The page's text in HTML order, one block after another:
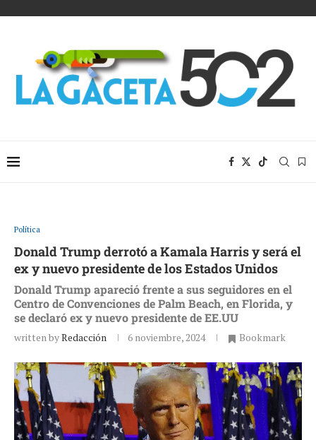
Política
Donald Trump derrotó a Kamala Harris y será el
ex y nuevo presidente de los Estados Unidos
Donald Trump apareció frente a sus seguidores en el
Centro de Convenciones de Palm Beach, en Florida, y
se declaró ex y nuevo presidente de EE.UU
written byRedacción 6 noviembre, 2024 Bookmark